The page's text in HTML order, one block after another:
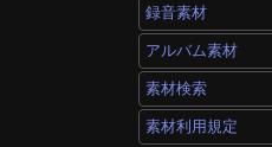
録音素材
アルバム素材
素材検索
素材利用規定